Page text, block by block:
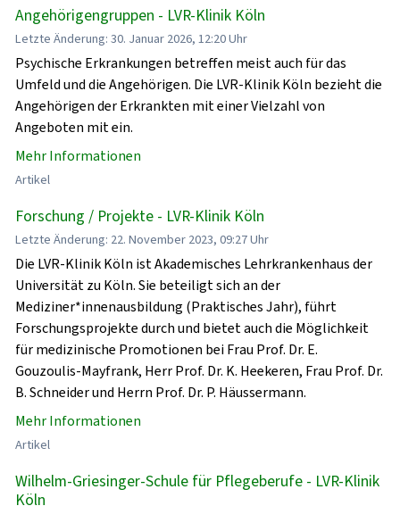
Angehörigengruppen - LVR-Klinik Köln
Letzte Änderung: 30. Januar 2026, 12:20 Uhr
Psychische Erkrankungen betreffen meist auch für das
Umfeld und die Angehörigen. Die LVR-Klinik Köln bezieht die
Angehörigen der Erkrankten mit einer Vielzahl von
Angeboten mit ein.
Mehr Informationen
Artikel
Forschung / Projekte - LVR-Klinik Köln
Letzte Änderung: 22. November 2023, 09:27 Uhr
Die LVR-Klinik Köln ist Akademisches Lehrkrankenhaus der
Universität zu Köln. Sie beteiligt sich an der
Mediziner*innenausbildung (Praktisches Jahr), führt
Forschungsprojekte durch und bietet auch die Möglichkeit
für medizinische Promotionen bei Frau Prof. Dr. E.
Gouzoulis-Mayfrank, Herr Prof. Dr. K. Heekeren, Frau Prof. Dr.
B. Schneider und Herrn Prof. Dr. P. Häussermann.
Mehr Informationen
Artikel
Wilhelm-Griesinger-Schule für Pflegeberufe - LVR-Klinik
Köln